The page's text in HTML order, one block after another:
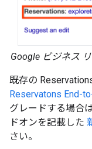
Google ビジネス
既存の
Reservatons End-
グレードする場合
ドオンを記載した
さい。